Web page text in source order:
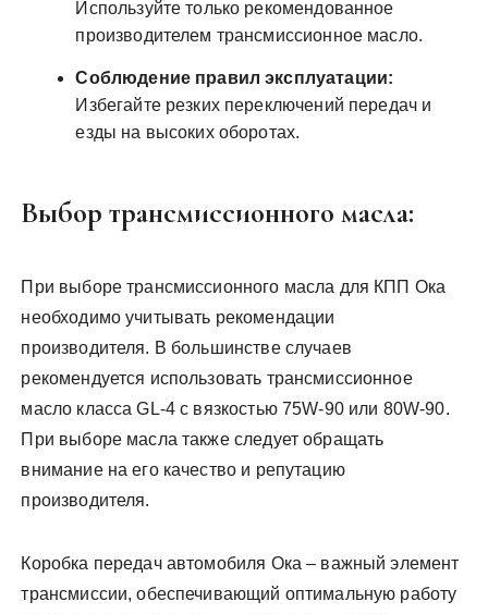
Используйте только рекомендованное
производителем трансмиссионное масло.
Соблюдение правил эксплуатации:
Избегайте резких переключений передач и
езды на высоких оборотах.
Выбор трансмиссионного масла:
При выборе трансмиссионного масла для КПП Ока
необходимо учитывать рекомендации
производителя. В большинстве случаев
рекомендуется использовать трансмиссионное
масло класса GL-4 с вязкостью 75W-90 или 80W-90.
При выборе масла также следует обращать
внимание на его качество и репутацию
производителя.
Коробка передач автомобиля Ока – важный элемент
трансмиссии, обеспечивающий оптимальную работу